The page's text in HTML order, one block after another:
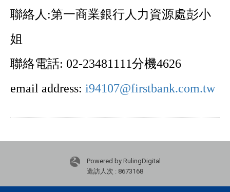
聯絡人 :第一商業銀行人力資源處彭小
姐
聯絡電話: 02-23481111分機4626
email address: i94107@firstbank.com.tw
Powered by RulingDigital
造訪人次 : 8673168